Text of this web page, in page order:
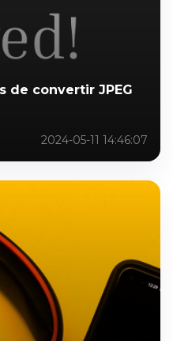
de convertir JPEG
2024-05-11 14:46:07